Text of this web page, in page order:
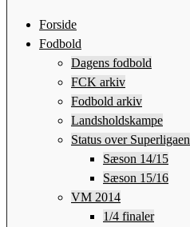
Forside
Fodbold
Dagens fodbold
FCK arkiv
Fodbold arkiv
Landsholdskampe
Status over Superligaen
Sæson 14/15
Sæson 15/16
VM 2014
1/4 finaler